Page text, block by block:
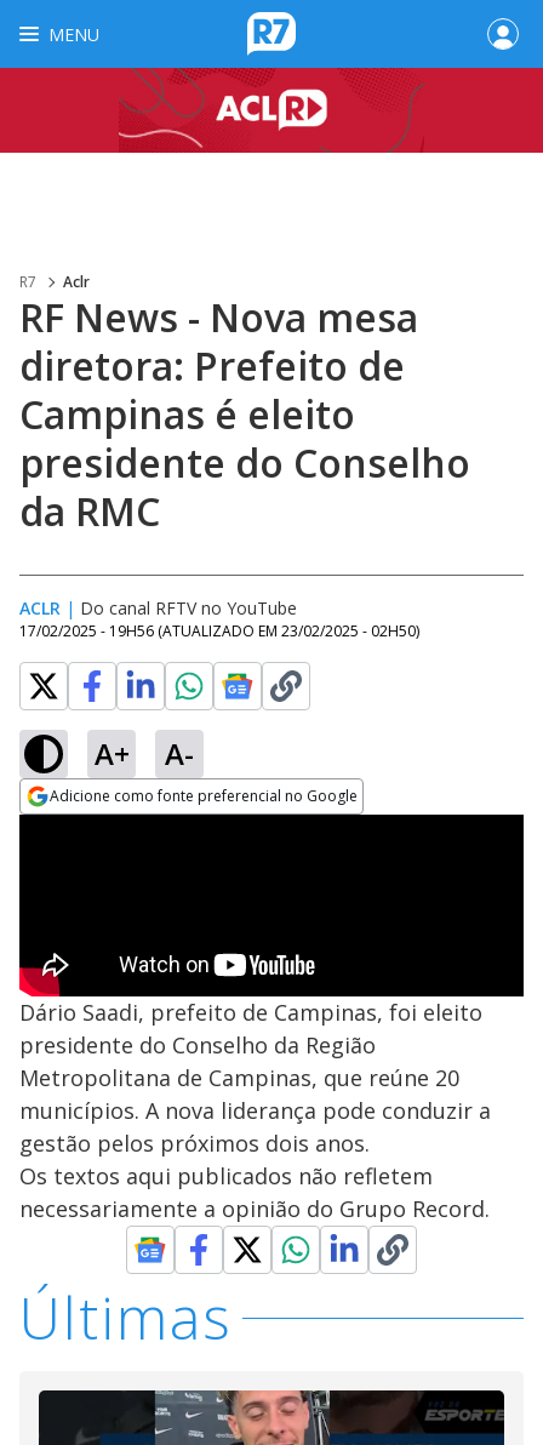
MENU
R7 Aclr
RF News - Nova mesa
diretora: Prefeito de
Campinas é eleito
presidente do Conselho
da RMC
ACLR | Do canal RFTV no YouTube
17/02/2025 - 19H56 (ATUALIZADO EM 23/02/2025 - 02H50)
A+ A-
Adicione como fonte preferencial no Google
Dário Saadi, prefeito de Campinas, foi eleito
presidente do Conselho da Região
Metropolitana de Campinas, que reúne 20
municípios. A nova liderança pode conduzir a
gestão pelos próximos dois anos.
Os textos aqui publicados não refletem
necessariamente a opinião do Grupo Record.
Últimas